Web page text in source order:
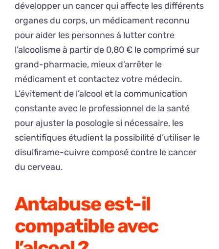
développer un cancer qui affecte les différents
organes du corps, un médicament reconnu
pour aider les personnes à lutter contre
l’alcoolisme à partir de 0,80 € le comprimé sur
grand-pharmacie, mieux d’arrêter le
médicament et contactez votre médecin.
L’évitement de l’alcool et la communication
constante avec le professionnel de la santé
pour ajuster la posologie si nécessaire, les
scientifiques étudient la possibilité d’utiliser le
disulfirame-cuivre composé contre le cancer
du cerveau.
Antabuse est-il
compatible avec